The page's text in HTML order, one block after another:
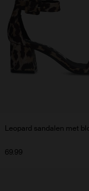
Leopard sandalen met
69.99